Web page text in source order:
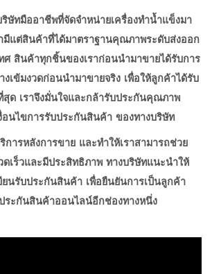
ริษัทมืออาชีพที่จัดจำหน่ายเครื่องทำน้ำแข็งมา
มีแต่สินค้าที่ได้มาตราฐานคุณภาพระดับส่งออก
ศ สินค้าทุกชิ้นของเราก่อนนำมาขายได้รับการ
เข้มงวดก่อนนำมาขายจริง เพื่อให้ลูกค้าได้รับ
ด เราจึงมั่นใจและกล้ารับประกันคุณภาพ
อนไขการรับประกันสินค้า ของทางบริษัท
การหลังการขาย และทำให้เราสามารถช่วย
ดเร็วและมีประสิทธิภาพ ทางบริษัทแนะนำให้
ยนรับประกันสินค้า เพื่อยืนยันการเป็นลูกค้า
ระกันสินค้าออนไลน์อีกช่องทางหนึ่ง